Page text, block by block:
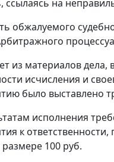
ссылаясь на
обжалуемого
из материалов
исчисления и
было выставлено
исполнения
к
100 руб.